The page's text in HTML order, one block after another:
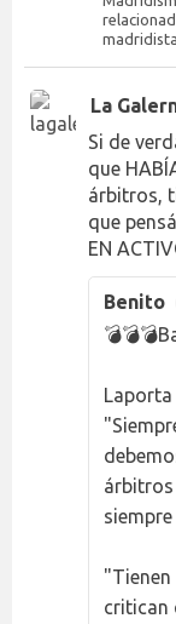
La
Si de
que
árbitros,
que
EN
Benito
Laporta
árbitros
"Tienen
critican